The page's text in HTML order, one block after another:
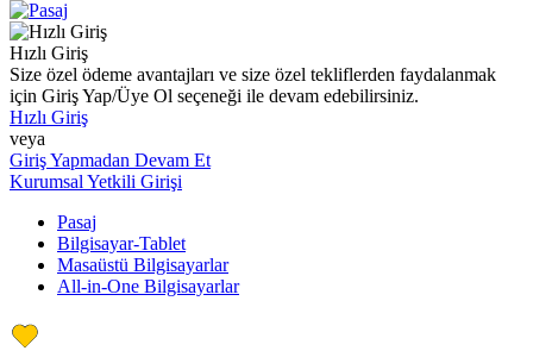
Hızlı Giriş
Size özel ödeme avantajları ve size özel tekliflerden faydalanmak
için Giriş Yap/Üye Ol seçeneği ile devam edebilirsiniz.
Hızlı Giriş
veya
Giriş Yapmadan Devam Et
Kurumsal Yetkili Girişi
Pasaj
Bilgisayar-Tablet
Masaüstü Bilgisayarlar
All-in-One Bilgisayarlar